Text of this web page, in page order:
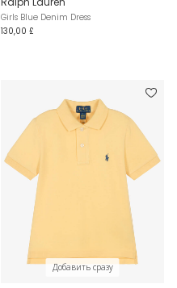
Girls Blue Denim Dress
130,00 £
Добавить сразу